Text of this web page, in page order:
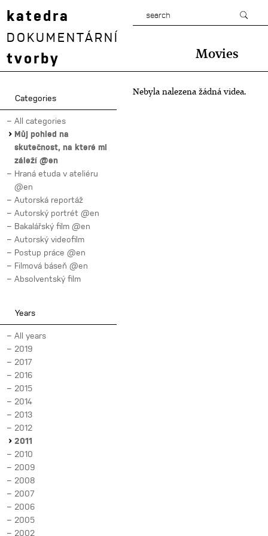
katedra
DOKUMENTÁRNÍ
tvorby Movies
Categories
All categories
Můj pohled na
skutečnost, na které mi
záleží @en
Hraná etuda v ateliéru
@en
Autorská reportáž
Autorský portrét @en
Bakalářský film @en
Autorský videofilm
Postup práce @en
Filmová báseň @en
Absolventský film
Years
All years
2019
2017
2016
2015
2014
2013
2012
2011
2010
2009
2008
2007
2006
2005
2002
Nebyla nalezena žádná videa.